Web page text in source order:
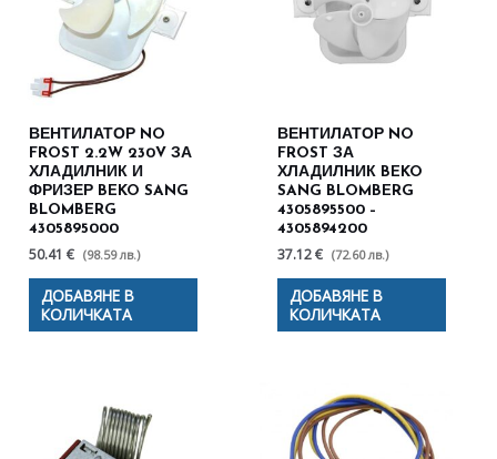
ВЕНТИЛАТОР NO
FROST 2.2W 230V ЗА
ХЛАДИЛНИК И
ФРИЗЕР BEKO SANG
BLOMBERG
4305895000
50.41 € (98.59 лв.)
ДОБАВЯНЕ В
КОЛИЧКАТА
ВЕНТИЛАТОР NO
FROST ЗА
ХЛАДИЛНИК BEKO
SANG BLOMBERG
4305895500 –
4305894200
37.12 € (72.60 лв.)
ДОБАВЯНЕ В
КОЛИЧКАТА